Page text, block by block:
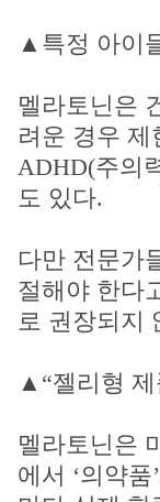
▲특정 아이
멜라토닌은
려운 경우
ADHD(주의
도 있다.
다만 전문가
절해야 한다
로 권장되지
▲“젤리형 제
멜라토닌은
에서 ‘의약